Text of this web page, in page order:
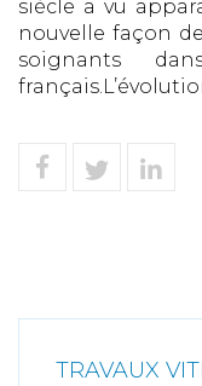
siècle a vu
nouvelle façon
soignants
TRAVAUX